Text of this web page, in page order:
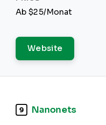
Ab $25/Monat
Website
9 Nanonets